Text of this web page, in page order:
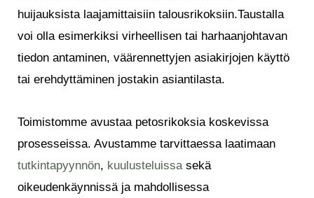
huijauksista laajamittaisiin talousrikoksiin.Taustalla
voi olla esimerkiksi virheellisen tai harhaanjohtavan
tiedon antaminen, väärennettyjen asiakirjojen käyttö
tai erehdyttäminen jostakin asiantilasta.
Toimistomme avustaa petosrikoksia koskevissa
prosesseissa. Avustamme tarvittaessa laatimaan
tutkintapyynnön, kuulusteluissa sekä
oikeudenkäynnissä ja mahdollisessa